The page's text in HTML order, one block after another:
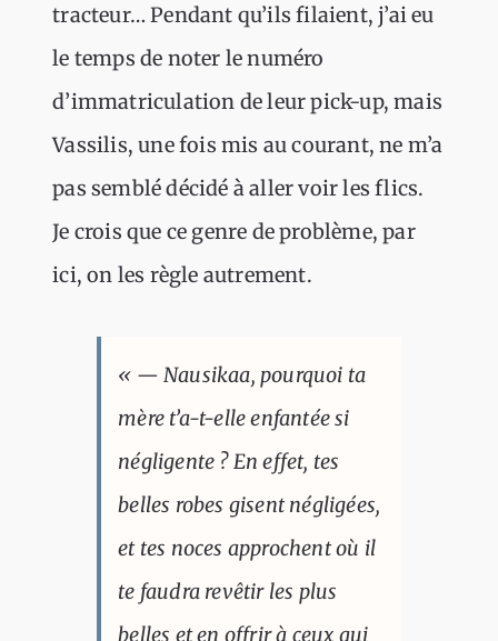
tracteur… Pendant qu’ils filaient, j’ai eu
le temps de noter le numéro
d’immatriculation de leur pick-up, mais
Vassilis, une fois mis au courant, ne m’a
pas semblé décidé à aller voir les flics.
Je crois que ce genre de problème, par
ici, on les règle autrement.
« — Nausikaa, pourquoi ta
mère t’a-t-elle enfantée si
négligente ? En effet, tes
belles robes gisent négligées,
et tes noces approchent où il
te faudra revêtir les plus
belles et en offrir à ceux qui